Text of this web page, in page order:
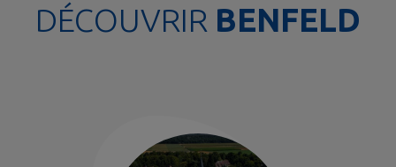
DÉCOUVRIR BENFELD